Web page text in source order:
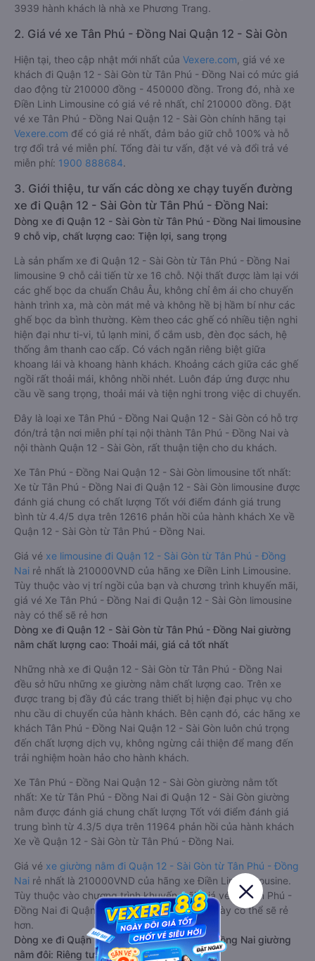
3939 hành khách là nhà xe Phương Trang.
2. Giá vé xe Tân Phú - Đồng Nai Quận 12 - Sài Gòn
Hiện tại, theo cập nhật mới nhất của Vexere.com , giá vé xe
khách đi Quận 12 - Sài Gòn từ Tân Phú - Đồng Nai có mức giá
dao động từ 210000 đồng - 450000 đồng. Trong đó, nhà xe
Điền Linh Limousine có giá vé rẻ nhất, chỉ 210000 đồng. Đặt
vé xe Tân Phú - Đồng Nai Quận 12 - Sài Gòn chính hãng tại
Vexere.com để có giá rẻ nhất, đảm bảo giữ chỗ 100% và hỗ
trợ đổi trả vé miễn phí. Tổng đài tư vấn, đặt vé và đổi trả vé
miễn phí: 1900 888684.
3. Giới thiệu, tư vấn các dòng xe chạy tuyến đường
xe đi Quận 12 - Sài Gòn từ Tân Phú - Đồng Nai:
Dòng xe đi Quận 12 - Sài Gòn từ Tân Phú - Đồng Nai limousine
9 chỗ vip, chất lượng cao: Tiện lợi, sang trọng
Là sản phẩm xe đi Quận 12 - Sài Gòn từ Tân Phú - Đồng Nai
limousine 9 chỗ cải tiến từ xe 16 chỗ. Nội thất được làm lại với
các ghế bọc da chuẩn Châu Âu, không chỉ êm ái cho chuyến
hành trình xa, mà còn mát mẻ và không hề bị hầm bí như các
ghế bọc da bình thường. Kèm theo các ghế có nhiều tiện nghi
hiện đại như ti-vi, tủ lạnh mini, ổ cắm usb, đèn đọc sách, hệ
thống âm thanh cao cấp. Có vách ngăn riêng biệt giữa
khoang lái và khoang hành khách. Khoảng cách giữa các ghế
ngồi rất thoải mái, không nhồi nhét. Luôn đáp ứng được nhu
cầu về sang trọng, thoải mái và tiện nghi trong việc di chuyển.
Đây là loại xe Tân Phú - Đồng Nai Quận 12 - Sài Gòn có hỗ trợ
đón/trả tận nơi miễn phí tại nội thành Tân Phú - Đồng Nai và
nội thành Quận 12 - Sài Gòn, rất thuận tiện cho du khách.
Xe Tân Phú - Đồng Nai Quận 12 - Sài Gòn limousine tốt nhất:
Xe từ Tân Phú - Đồng Nai đi Quận 12 - Sài Gòn limousine được
đánh giá chung có chất lượng Tốt với điểm đánh giá trung
bình từ 4.4/5 dựa trên 12616 phản hồi của hành khách Xe về
Quận 12 - Sài Gòn từ Tân Phú - Đồng Nai.
Giá vé xe limousine đi Quận 12 - Sài Gòn từ Tân Phú - Đồng
Nai rẻ nhất là 210000VND của hãng xe Điền Linh Limousine.
Tùy thuộc vào vị trí ngồi của bạn và chương trình khuyến mãi,
giá vé Xe Tân Phú - Đồng Nai đi Quận 12 - Sài Gòn limousine
này có thể sẽ rẻ hơn
Dòng xe đi Quận 12 - Sài Gòn từ Tân Phú - Đồng Nai giường
nằm chất lượng cao: Thoải mái, giá cả tốt nhất
Những nhà xe đi Quận 12 - Sài Gòn từ Tân Phú - Đồng Nai
đều sở hữu những xe giường nằm chất lượng cao. Trên xe
được trang bị đầy đủ các trang thiết bị hiện đại phục vụ cho
nhu cầu di chuyển của hành khách. Bên cạnh đó, các hãng xe
khách Tân Phú - Đồng Nai Quận 12 - Sài Gòn luôn chú trọng
đến chất lượng dịch vụ, không ngừng cải thiện để mang đến
trải nghiệm hoàn hảo cho hành khách.
Xe Tân Phú - Đồng Nai Quận 12 - Sài Gòn giường nằm tốt
nhất: Xe từ Tân Phú - Đồng Nai đi Quận 12 - Sài Gòn giường
nằm được đánh giá chung chất lượng Tốt với điểm đánh giá
trung bình từ 4.3/5 dựa trên 11964 phản hồi của hành khách
Xe về Quận 12 - Sài Gòn từ Tân Phú - Đồng Nai.
Giá vé xe giường nằm đi Quận 12 - Sài Gòn từ Tân Phú - Đồng
Nai rẻ nhất là 210000VND của hãng xe Điền Linh Limousine.
Tùy thuộc vào chương trình khuyến mãi, giá vé Xe Tân Phú -
Đồng Nai đi Quận 12 - Sài Gòn giường nằm này có thể sẽ rẻ
hơn.
Dòng xe đi Quận 12 - Sài Gòn từ Tân Phú - Đồng Nai giường
nằm đôi: Riêng tư, đầy đủ tiện nghi